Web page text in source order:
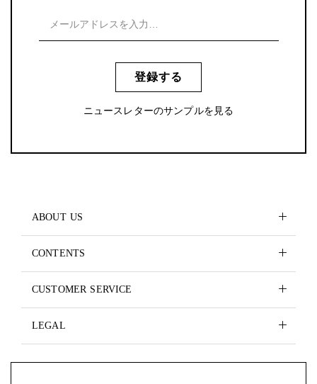
登録する
ニュースレターのサンプルを見る
ABOUT US
CONTENTS
CUSTOMER SERVICE
LEGAL